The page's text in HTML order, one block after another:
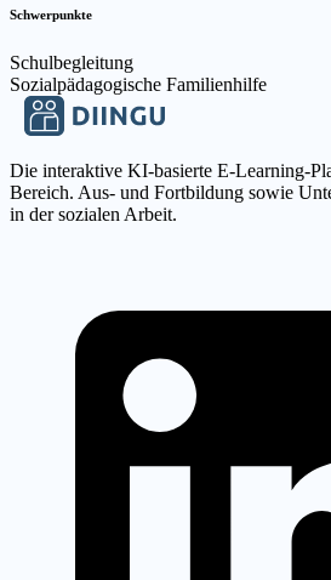
Schwerpunkte
Schulbegleitung
Sozialpädagogische Familienhilfe
Die interaktive KI-basierte E-Learning-
Bereich. Aus- und Fortbildung sowie
in der sozialen Arbeit.